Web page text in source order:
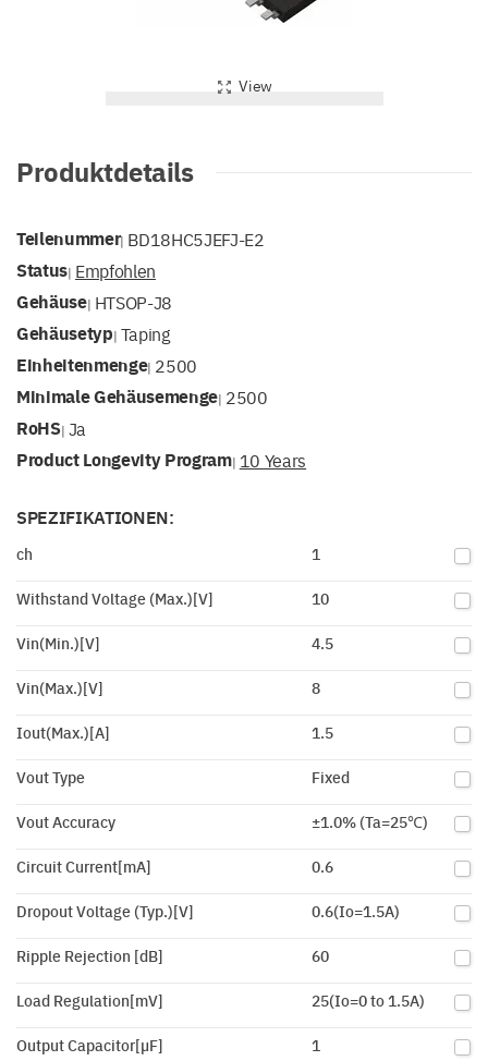
View
Produktdetails
Teilenummer| BD18HC5JEFJ-E2
Status| Empfohlen
Gehäuse| HTSOP-J8
Gehäusetyp| Taping
Einheitenmenge| 2500
Minimale Gehäusemenge| 2500
RoHS| Ja
Product Longevity Program| 10 Years
SPEZIFIKATIONEN:
ch 1
Withstand Voltage (Max.)[V] 10
Vin(Min.)[V] 4.5
Vin(Max.)[V] 8
Iout(Max.)[A] 1.5
Vout Type Fixed
Vout Accuracy ±1.0% (Ta=25℃)
Circuit Current[mA] 0.6
Dropout Voltage (Typ.)[V] 0.6(Io=1.5A)
Ripple Rejection [dB] 60
Load Regulation[mV] 25(Io=0 to 1.5A)
Output Capacitor[µF] 1